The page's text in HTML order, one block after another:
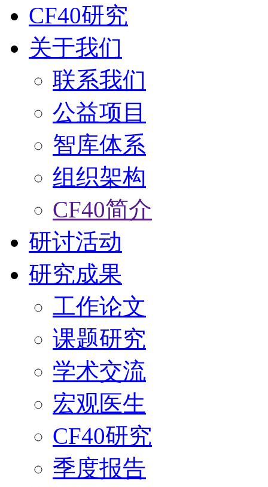
CF40研究
关于我们
联系我们
公益项目
智库体系
组织架构
CF40简介
研讨活动
研究成果
工作论文
课题研究
学术交流
宏观医生
CF40研究
季度报告